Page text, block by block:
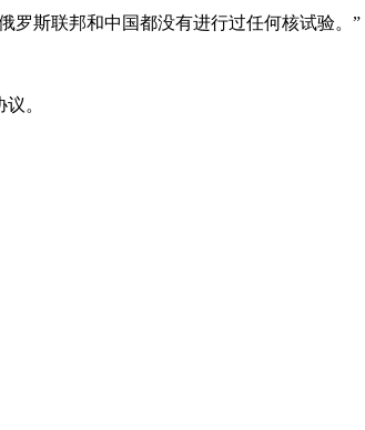
罗斯联邦和中国都没有进行过任何核试验。”
。